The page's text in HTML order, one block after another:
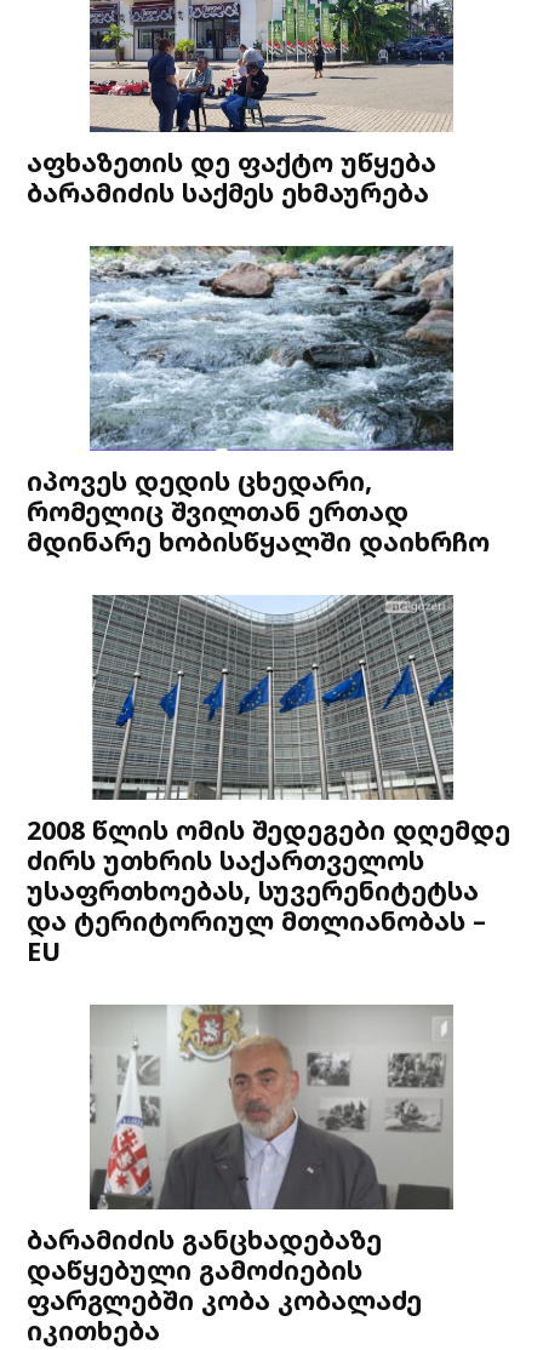
აფხაზეთის დე ფაქტო უწყება
ბარამიძის საქმეს ეხმაურება
იპოვეს დედის ცხედარი,
რომელიც შვილთან ერთად
მდინარე ხობისწყალში დაიხრჩო
2008 წლის ომის შედეგები დღემდე
ძირს უთხრის საქართველოს
უსაფრთხოებას, სუვერენიტეტსა
და ტერიტორიულ მთლიანობას –
EU
ბარამიძის განცხადებაზე
დაწყებული გამოძიების
ფარგლებში კობა კობალაძე
იკითხება